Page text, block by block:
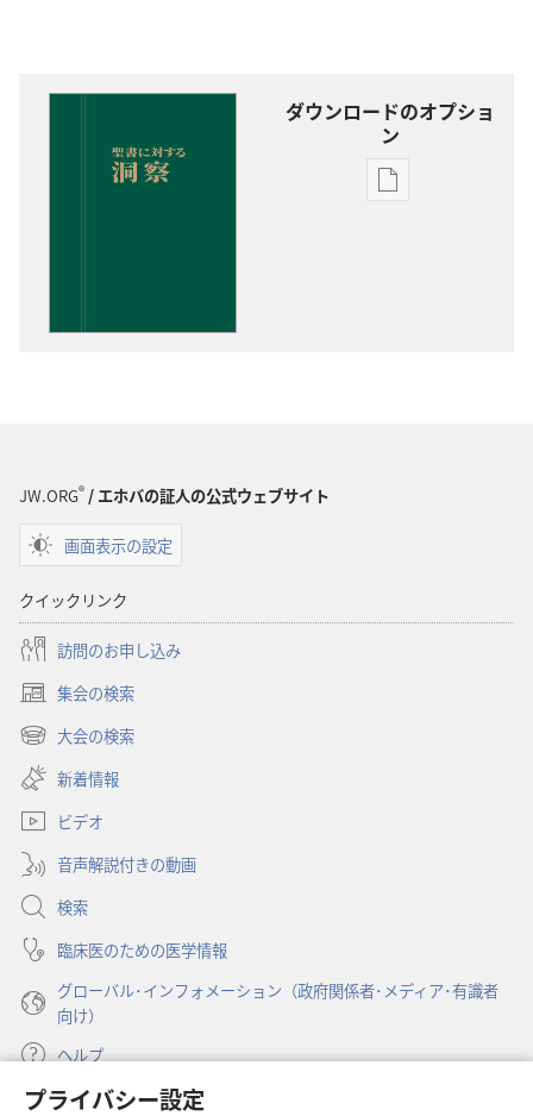
プライバシー設定
ダウンロードのオプショ
ン
出
JW.ORG®/ エホバの証人の公式ウェブサイト
画面表示の設定
クイックリンク
訪問のお申し込み
集会の検索
（新
し
タ
で
開
く）
大会の検索
（新
し
い
タ
ブ
で
開
く）
新着情報
ビデオ
音声解説付きの動画
検索
臨床医のための医学情報
グローバル･インフォメーション（政府関係者･メディア･有識者
向け）
ヘルプ